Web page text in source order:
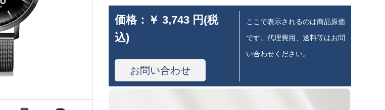
価格： ￥ 3,743 円(税
込)
お問い合わせ
ここで表示されるのは商品原価
です。代理費用、送料等はお問
い合わせください。